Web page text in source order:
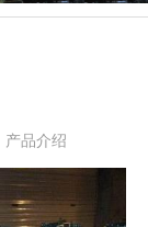
产品介绍